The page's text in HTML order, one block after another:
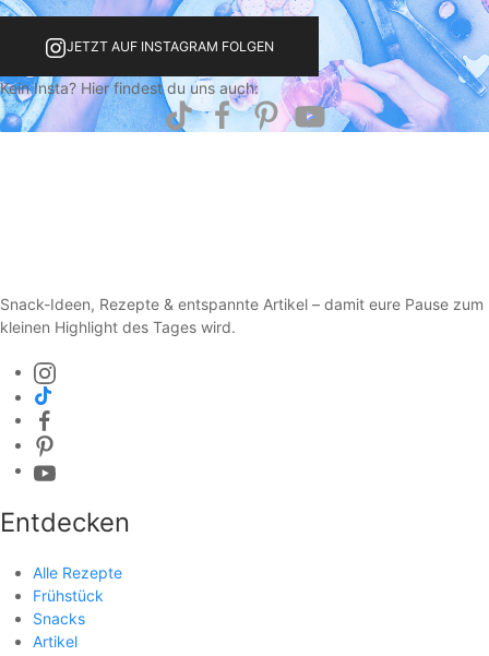
JETZT AUF INSTAGRAM FOLGEN
Kein Insta? Hier findest du uns auch:
Snack-Ideen, Rezepte & entspannte Artikel – damit eure Pause zum
kleinen Highlight des Tages wird.
Entdecken
Alle Rezepte
Frühstück
Snacks
Artikel